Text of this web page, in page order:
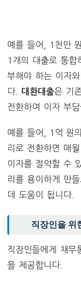
예를 들어, 1천만
1개의 대출로 통합
부해야 하는 이자
다. 대환대출은 기
전환하여 이자 부
예를 들어, 1억 원
리로 전환하면 매
이자를 절약할 수
리를 용이하게 만
데 도움이 됩니다.
직장인을 위
직장인들에게 채무
을 제공합니다.